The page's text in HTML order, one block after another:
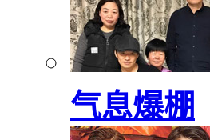
气息爆棚